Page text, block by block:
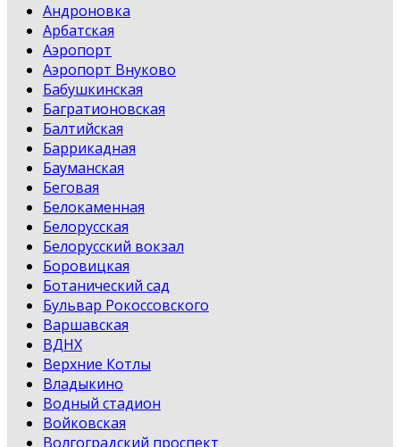
Андроновка
Арбатская
Аэропорт
Аэропорт Внуково
Бабушкинская
Багратионовская
Балтийская
Баррикадная
Бауманская
Беговая
Белокаменная
Белорусская
Белорусский вокзал
Боровицкая
Ботанический сад
Бульвар Рокоссовского
Варшавская
ВДНХ
Верхние Котлы
Владыкино
Водный стадион
Войковская
Волгоградский проспект